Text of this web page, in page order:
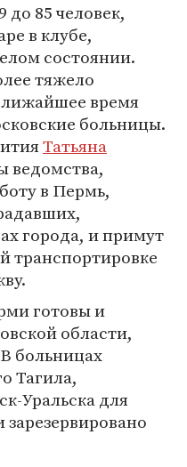
85 человек,
в клубе,
состоянии.
тяжело
время
больницы.
Татьяна
ведомства,
в Пермь,
города, и примут
транспортировке
готовы и
области,
больницах
Тагила,
Уральска для